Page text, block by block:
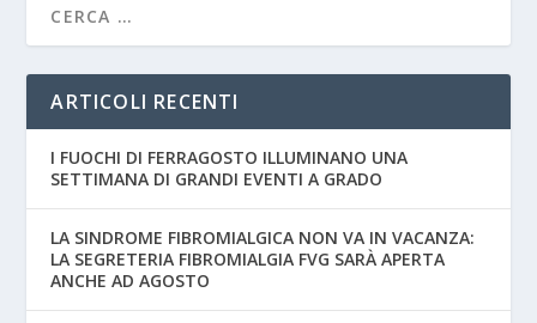
ARTICOLI RECENTI
I FUOCHI DI FERRAGOSTO ILLUMINANO UNA
SETTIMANA DI GRANDI EVENTI A GRADO
LA SINDROME FIBROMIALGICA NON VA IN VACANZA:
LA SEGRETERIA FIBROMIALGIA FVG SARÀ APERTA
ANCHE AD AGOSTO